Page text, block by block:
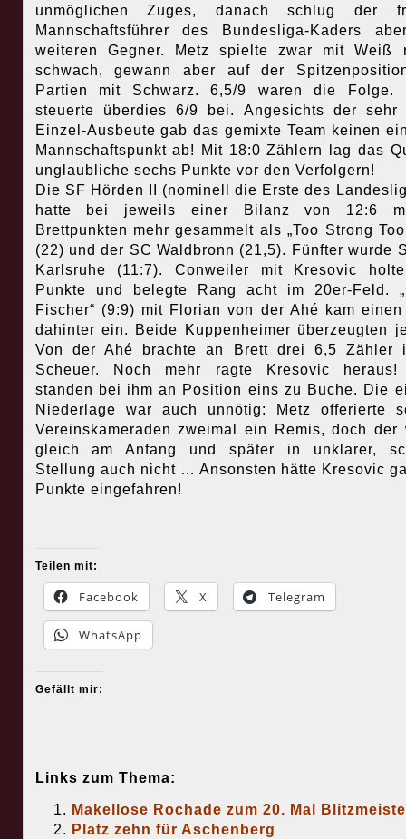
unmöglichen Zuges, danach schlug der
Mannschaftsführer des Bundesliga-Kaders
weiteren Gegner. Metz spielte zwar mit Weiß
schwach, gewann aber auf der
Partien mit Schwarz. 6,5/9 waren die Folge.
steuerte überdies 6/9 bei. Angesichts der sehr
Einzel-Ausbeute gab das gemixte Team keinen
Mannschaftspunkt ab! Mit 18:0 Zählern lag das
unglaubliche sechs Punkte vor den Verfolgern!
Die SF Hörden II (nominell die Erste des
hatte bei jeweils einer Bilanz von 12:6
Brettpunkten mehr gesammelt als „Too Strong
(22) und der SC Waldbronn (21,5). Fünfter wurde
Karlsruhe (11:7). Conweiler mit Kresovic
Punkte und belegte Rang acht im 20er-Feld.
Fischer“ (9:9) mit Florian von der Ahé kam
dahinter ein. Beide Kuppenheimer überzeugten
Von der Ahé brachte an Brett drei 6,5 Zähler
Scheuer. Noch mehr ragte Kresovic heraus!
standen bei ihm an Position eins zu Buche. Die
Niederlage war auch unnötig: Metz offerierte
Vereinskameraden zweimal ein Remis, doch der
gleich am Anfang und später in unklarer,
Stellung auch nicht … Ansonsten hätte Kresovic
Punkte eingefahren!
Teilen mit:
Facebook X Telegram
WhatsApp
Gefällt mir:
Links zum Thema:
Makellose Rochade zum 20. Mal
Platz zehn für Aschenberg